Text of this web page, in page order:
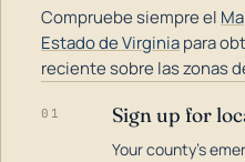
Compruebe siempre el
Estado de Virginiapara
reciente sobre las zonas
01 Sign up for
Your county's